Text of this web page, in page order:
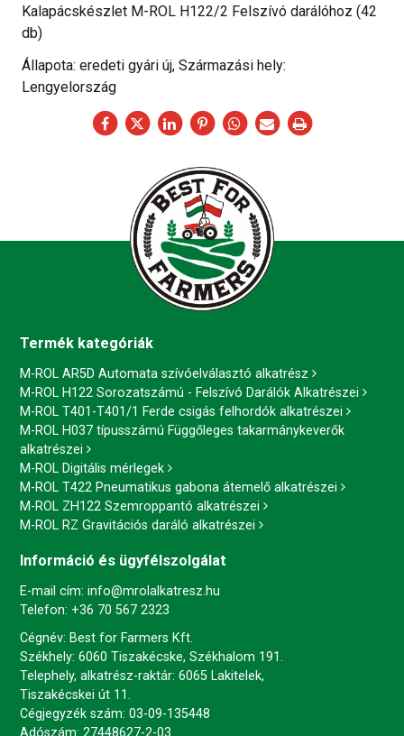
Kalapácskészlet M-ROL H122/2 Felszívó darálóhoz (42
db)
Állapota: eredeti gyári új, Származási hely:
Lengyelország
Termék kategóriák
M-ROL AR5D Automata szívóelválasztó alkatrész
M-ROL H122 Sorozatszámú - Felszívó Darálók Alkatrészei
M-ROL T401-T401/1 Ferde csigás felhordók alkatrészei
M-ROL H037 típusszámú Függőleges takarmánykeverők
alkatrészei
M-ROL Digitális mérlegek
M-ROL T422 Pneumatikus gabona átemelő alkatrészei
M-ROL ZH122 Szemroppantó alkatrészei
M-ROL RZ Gravitációs daráló alkatrészei
Információ és ügyfélszolgálat
E-mail cím: info@mrolalkatresz.hu
Telefon: +36 70 567 2323
Cégnév: Best for Farmers Kft.
Székhely: 6060 Tiszakécske, Székhalom 191.
Telephely, alkatrész-raktár: 6065 Lakitelek,
Tiszakécskei út 11.
Cégjegyzék szám: 03-09-135448